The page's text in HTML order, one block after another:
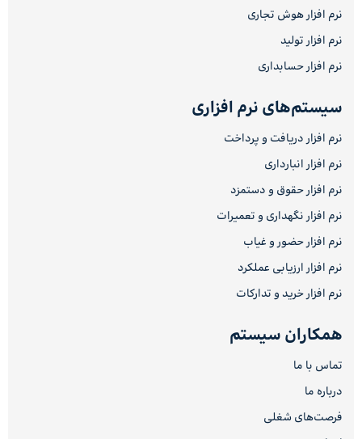
نرم افزار هوش تجاری
نرم افزار تولید
نرم افزار حسابداری
سیستم‌های نرم افزاری
نرم افزار دریافت و پرداخت
نرم افزار انبارداری
نرم افزار حقوق و دستمزد
نرم افزار نگهداری و تعمیرات
نرم افزار حضور و غیاب
نرم افزار ارزیابی عملکرد
نرم افزار خرید و تدارکات
همکاران سیستم
تماس با ما
درباره ما
فرصت‌های شغلی